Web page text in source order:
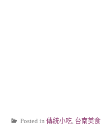
Posted in 傳統小吃 台南美食